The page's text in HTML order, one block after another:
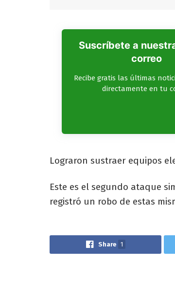
Suscríbete a
correo
Recibe gratis las últimas
directamente en tu
Lograron sustraer equipos
Este es el segundo ataque
registró un robo de estas
Share 1